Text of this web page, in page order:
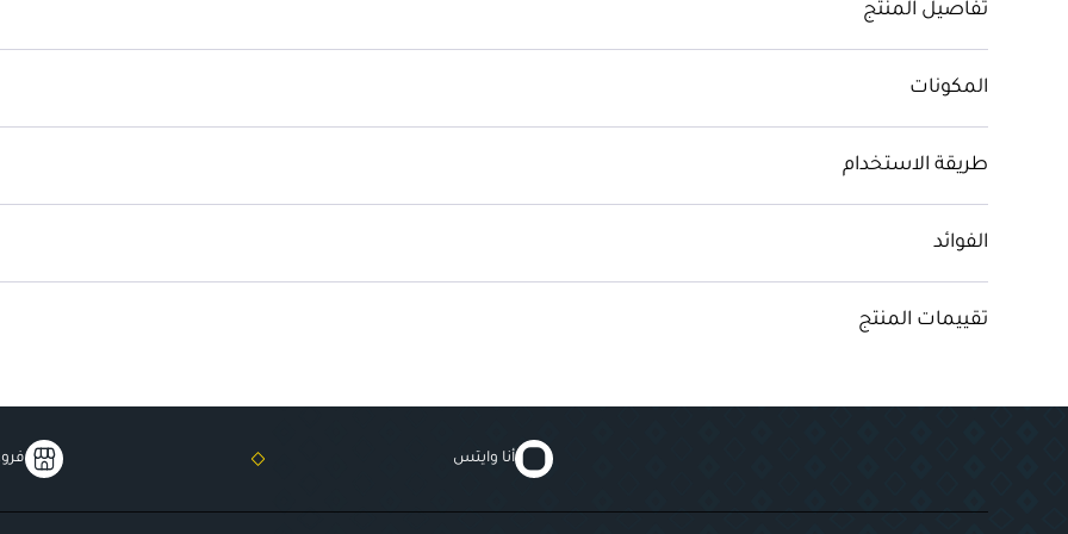
تفاصيل المنتج
المكونات
طريقة الاستخدام
الفوائد
تقييمات المنتج
أنا وايتس